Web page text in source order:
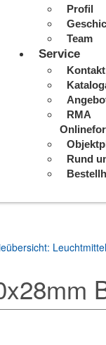
Profil
Team
Service
Kontakt
RMA
Rund
Leuchtmittel